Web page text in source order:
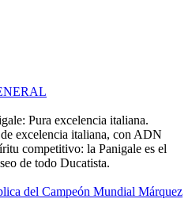
Pura excelencia italiana.
excelencia italiana, con ADN
competitivo: la Panigale es el
de todo Ducatista.
del Campeón Mundial Márquez